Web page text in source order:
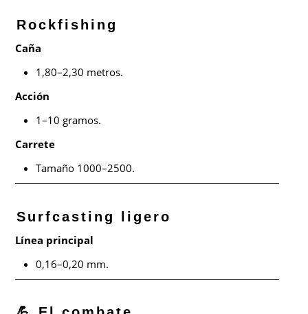
Rockfishing
Caña
1,80–2,30 metros.
Acción
1–10 gramos.
Carrete
Tamaño 1000–2500.
Surfcasting ligero
Línea principal
0,16–0,20 mm.